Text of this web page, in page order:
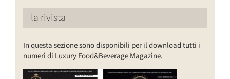
la rivista
In questa sezione sono disponibili per il download tutti i
numeri di Luxury Food&Beverage Magazine.